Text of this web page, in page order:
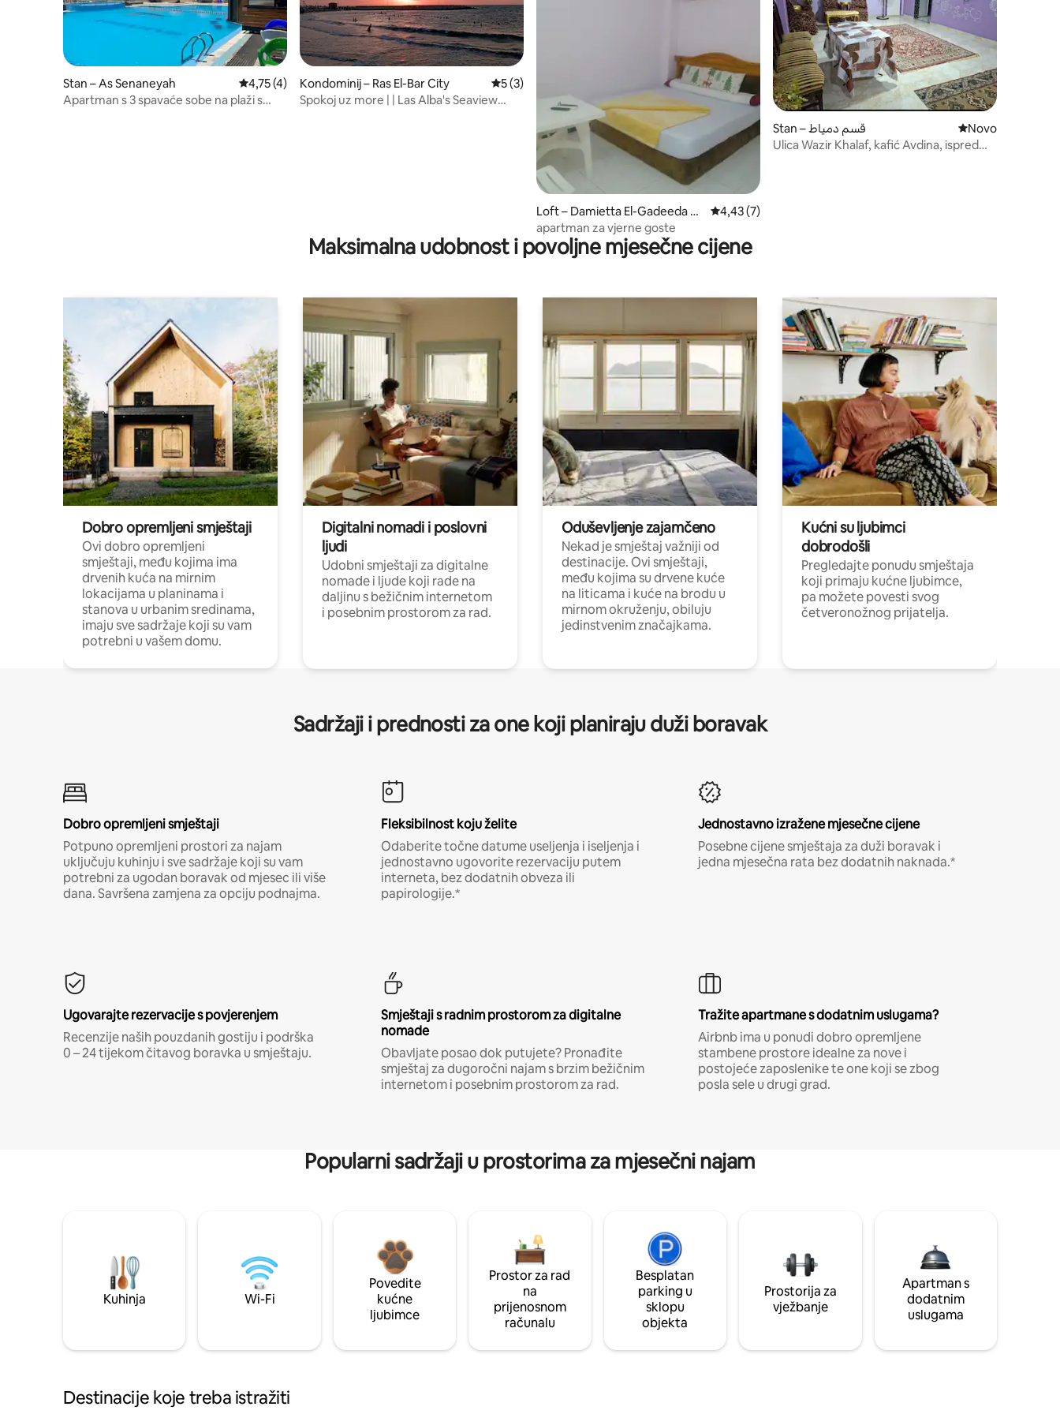
Stan – As Senaneyah Prosječna ocjena: 4,75/5, recenzija: 4
4,75 (4)
Apartman s 3 spavaće sobe na plaži s
Kondominij – Ras El-Bar City Prosječna ocjena: 5/5, recenzija: 3
5 (3)
Spokoj uz more | | Las Alba's Seaview
Loft – Damietta El-Gadeeda Ci
ty
Prosječna ocjena: 4,43/5, recenzija: 7
4,43 (7)
apartman za vjerne goste
Stan – قسم دمياط Novi smještaj
Novo
Ulica Wazir Khalaf, kafić Avdina, ispred
Maksimalna udobnost i povoljne mjesečne cijene
Dobro opremljeni smještaji
Ovi dobro opremljeni
smještaji, među kojima ima
drvenih kuća na mirnim
lokacijama u planinama i
stanova u urbanim sredinama,
imaju sve sadržaje koji su vam
potrebni u vašem domu.
Digitalni nomadi i poslovni
ljudi
Udobni smještaji za digitalne
nomade i ljude koji rade na
daljinu s bežičnim internetom
i posebnim prostorom za rad.
Oduševljenje zajamčeno
Nekad je smještaj važniji od
destinacije. Ovi smještaji,
među kojima su drvene kuće
na liticama i kuće na brodu u
mirnom okruženju, obiluju
jedinstvenim značajkama.
Kućni su ljubimci
dobrodošli
Pregledajte ponudu smještaja
koji primaju kućne ljubimce,
pa možete povesti svog
četveronožnog prijatelja.
Sadržaji i prednosti za one koji planiraju duži boravak
Dobro opremljeni smještaji
Potpuno opremljeni prostori za najam
uključuju kuhinju i sve sadržaje koji su vam
potrebni za ugodan boravak od mjesec ili više
dana. Savršena zamjena za opciju podnajma.
Fleksibilnost koju želite
Odaberite točne datume useljenja i iseljenja i
jednostavno ugovorite rezervaciju putem
interneta, bez dodatnih obveza ili
papirologije.*
Jednostavno izražene mjesečne cijene
Posebne cijene smještaja za duži boravak i
jedna mjesečna rata bez dodatnih naknada.*
Ugovarajte rezervacije s povjerenjem
Recenzije naših pouzdanih gostiju i podrška
0 – 24 tijekom čitavog boravka u smještaju.
Smještaji s radnim prostorom za digitalne
nomade
Obavljate posao dok putujete? Pronađite
smještaj za dugoročni najam s brzim bežičnim
internetom i posebnim prostorom za rad.
Tražite apartmane s dodatnim uslugama?
Airbnb ima u ponudi dobro opremljene
stambene prostore idealne za nove i
postojeće zaposlenike te one koji se zbog
posla sele u drugi grad.
Popularni sadržaji u prostorima za mjesečni najam
Kuhinja Wi-Fi
Povedite
kućne
ljubimce
Prostor za rad
na
prijenosnom
računalu
Besplatan
parking u
sklopu
objekta
Prostorija za
vježbanje
Apartman s
dodatnim
uslugama
Destinacije koje treba istražiti